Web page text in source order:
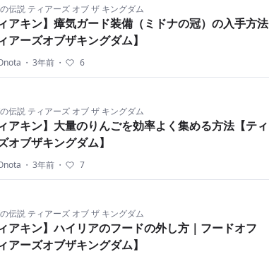
伝説 ティアーズ オブ ザ キングダム
ィアキン】瘴気ガード装備（ミドナの冠）の入手方法
アーズオブザキングダム】
・ 3年前 ・ 6
伝説 ティアーズ オブ ザ キングダム
ィアキン】大量のりんごを効率よく集める方法【ティ
オブザキングダム】
・ 3年前 ・ 7
伝説 ティアーズ オブ ザ キングダム
ィアキン】ハイリアのフードの外し方｜フードオフ
アーズオブザキングダム】